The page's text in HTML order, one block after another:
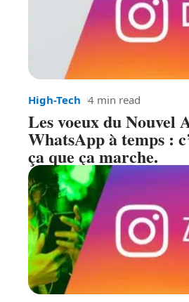
High-Tech 4 min read
Les voeux du Nouvel
WhatsApp à temps :
ça que ça marche.